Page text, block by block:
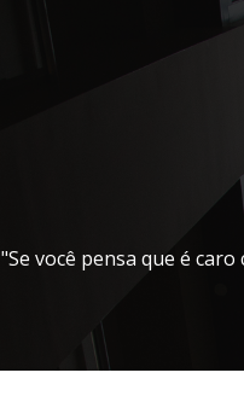
"Se você pensa que é